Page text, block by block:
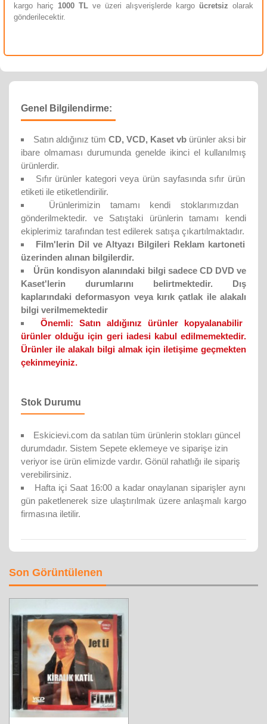
kargo hariç1000 TL ve üzeri alışverişlerde kargo ücretsiz olarak
gönderilecektir.
Genel Bilgilendirme:
Satın aldığınız tüm CD, VCD, Kaset vb ürünler aksi bir
ibare olmaması durumunda genelde ikinci el kullanılmış
ürünlerdir.
Sıfır ürünler kategori veya ürün sayfasında sıfır ürün
etiketi ile etiketlendirilir.
Ürünlerimizin tamamı kendi stoklarımızdan
gönderilmektedir. ve Satıştaki ürünlerin tamamı kendi
ekiplerimiz tarafından test edilerek satışa çıkartılmaktadır.
Film'lerin Dil ve Altyazı Bilgileri Reklam kartoneti
üzerinden alınan bilgilerdir.
Ürün kondisyon alanındaki bilgi sadece CD DVD ve
Kaset'lerin durumlarını belirtmektedir. Dış
kaplarındaki deformasyon veya kırık çatlak ile alakalı
bilgi verilmemektedir
Önemli:
Satın aldığınız ürünler kopyalanabilir
ürünler olduğu için geri iadesi kabul edilmemektedir.
Ürünler ile alakalı bilgi almak için iletişime geçmekten
çekinmeyiniz.
Stok Durumu
Eskicievi.com da satılan tüm ürünlerin stokları güncel
durumdadır. Sistem Sepete eklemeye ve siparişe izin
veriyor ise ürün elimizde vardır. Gönül rahatlığı ile sipariş
verebilirsiniz.
Hafta içi Saat 16:00 a kadar onaylanan siparişler aynı
gün paketlenerek size ulaştırılmak üzere anlaşmalı kargo
firmasına iletilir.
Son Görüntülenen